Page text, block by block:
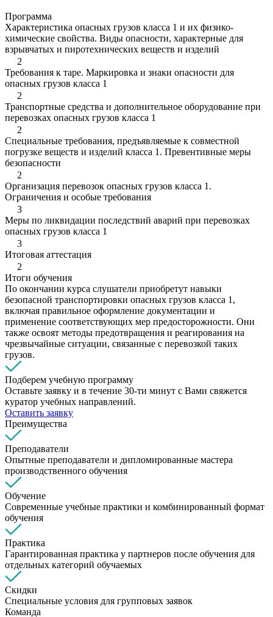
Программа
Характеристика опасных грузов класса 1 и их физико-
химические свойства. Виды опасности, характерные для
взрывчатых и пиротехнических веществ и изделий
2
Требования к таре. Маркировка и знаки опасности для
опасных грузов класса 1
2
Транспортные средства и дополнительное оборудование при
перевозках опасных грузов класса 1
2
Специальные требования, предъявляемые к совместной
погрузке веществ и изделий класса 1. Превентивные меры
безопасности
2
Организация перевозок опасных грузов класса 1.
Ограничения и особые требования
3
Меры по ликвидации последствий аварий при перевозках
опасных грузов класса 1
3
Итоговая аттестация
2
Итоги обучения
По окончании курса слушатели приобретут навыки
безопасной транспортировки опасных грузов класса 1,
включая правильное оформление документации и
применение соответствующих мер предосторожности. Они
также освоят методы предотвращения и реагирования на
чрезвычайные ситуации, связанные с перевозкой таких
грузов.
Подберем учебную программу
Оставьте заявку и в течение 30-ти минут с Вами свяжется
куратор учебных направлений.
Оставить заявку
Преимущества
Преподаватели
Опытные преподаватели и дипломированные мастера
производственного обучения
Обучение
Современные учебные практики и комбинированный формат
обучения
Практика
Гарантированная практика у партнеров после обучения для
отдельных категорий обучаемых
Скидки
Специальные условия для групповых заявок
Команда